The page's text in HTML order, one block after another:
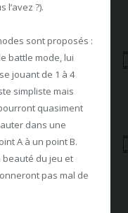
?).
sont proposés :
battle mode, lui
jouant de 1 à 4
simpliste mais
quasiment
dans une
A à un point B.
beauté du jeu et
pas mal de